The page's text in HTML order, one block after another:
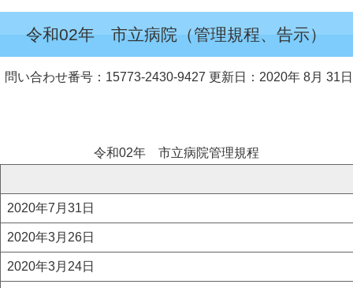
令和02年 市立病院（管理規程、告示）
問い合わせ番号：15773-2430-9427 更新日：2020年 8月 31日
令和02年 市立病院管理規程
2020年7月31日
2020年3月26日
2020年3月24日